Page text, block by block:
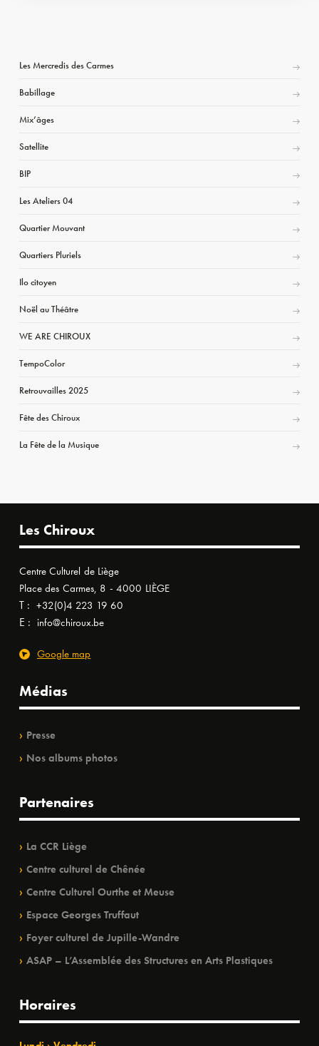
Les Mercredis des Carmes
Babillage
Mix’âges
Satellite
BIP
Les Ateliers 04
Quartier Mouvant
Quartiers Pluriels
Ilo citoyen
Noël au Théâtre
WE ARE CHIROUX
TempoColor
Retrouvailles 2025
Fête des Chiroux
La Fête de la Musique
Les Chiroux
Centre Culturel de Liège
Place des Carmes, 8 - 4000 LIÈGE
T : +32(0)4 223 19 60
E : info@chiroux.be
Google map
Médias
Presse
Nos albums photos
Partenaires
La CCR Liège
Centre culturel de Chênée
Centre Culturel Ourthe et Meuse
Espace Georges Truffaut
Foyer culturel de Jupille-Wandre
ASAP – L’Assemblée des Structures en Arts Plastiques
Horaires